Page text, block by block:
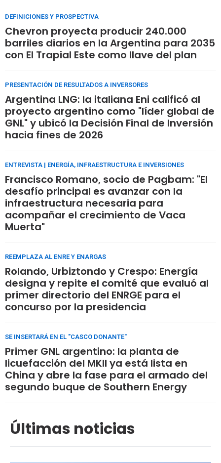
DEFINICIONES Y PROSPECTIVA
Chevron proyecta producir 240.000
barriles diarios en la Argentina para 2035
con El Trapial Este como llave del plan
PRESENTACIÓN DE RESULTADOS A INVERSORES
Argentina LNG: la italiana Eni calificó al
proyecto argentino como "líder global de
GNL" y ubicó la Decisión Final de Inversión
hacia fines de 2026
ENTREVISTA | ENERGÍA, INFRAESTRUCTURA E INVERSIONES
Francisco Romano, socio de Pagbam: "El
desafío principal es avanzar con la
infraestructura necesaria para
acompañar el crecimiento de Vaca
Muerta"
REEMPLAZA AL ENRE Y ENARGAS
Rolando, Urbiztondo y Crespo: Energía
designa y repite el comité que evaluó al
primer directorio del ENRGE para el
concurso por la presidencia
SE INSERTARÁ EN EL "CASCO DONANTE"
Primer GNL argentino: la planta de
licuefacción del MKII ya está lista en
China y abre la fase para el armado del
segundo buque de Southern Energy
Últimas noticias